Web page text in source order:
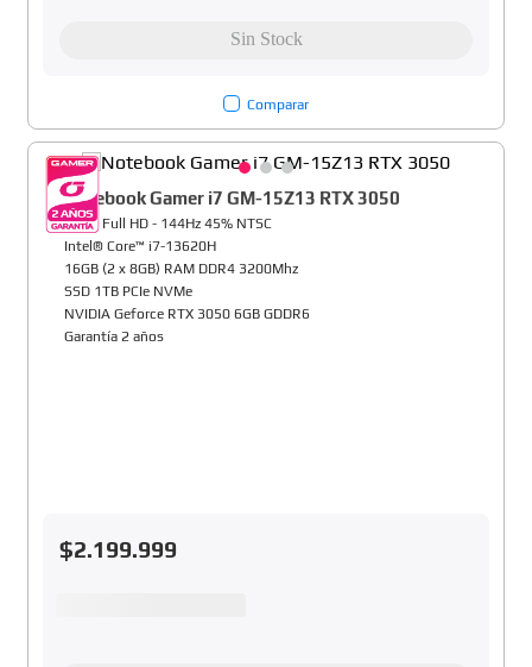
Comparar
Notebook Gamer i7 GM-15Z13 RTX 3050
15,6" Full HD - 144Hz 45% NTSC
Intel® Core™ i7-13620H
16GB (2 x 8GB) RAM DDR4 3200Mhz
SSD 1TB PCIe NVMe
NVIDIA Geforce RTX 3050 6GB GDDR6
Garantía 2 años
$2.199.999